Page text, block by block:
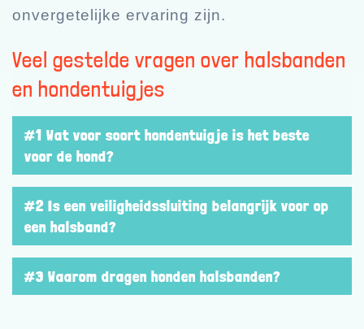
onvergetelijke ervaring zijn.
Veel gestelde vragen over halsbanden
en hondentuigjes
#1 Wat voor soort hondentuigje is het beste
voor de hond?
#2 Is een veiligheidssluiting belangrijk voor op
een halsband?
#3 Waarom dragen honden halsbanden?